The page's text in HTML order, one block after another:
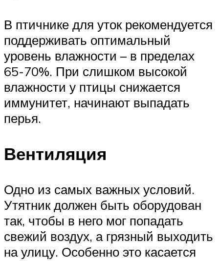
В птичнике для уток рекомендуется
поддерживать оптимальный
уровень влажности – в пределах
65-70%. При слишком высокой
влажности у птицы снижается
иммунитет, начинают выпадать
перья.
Вентиляция
Одно из самых важных условий.
Утятник должен быть оборудован
так, чтобы в него мог попадать
свежий воздух, а грязный выходить
на улицу. Особенно это касается